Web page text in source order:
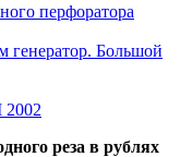
перфоратора
генератор. Большой
2002
реза в рублях